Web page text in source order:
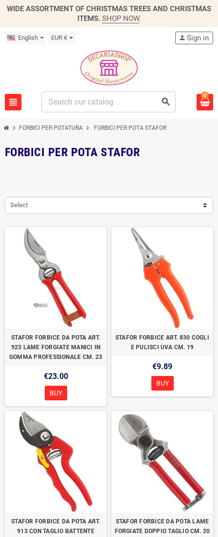
WIDE ASSORTMENT OF CHRISTMAS TREES AND CHRISTMAS
ITEMS. SHOP NOW.
English EUR €
view_headline search
person Sign in
0
chevron_right FORBICI PER POTATURA chevron_right FORBICI PER POTA STAFOR
FORBICI PER POTA STAFOR
Select
STAFOR FORBICE DA POTA ART.
923 LAME FORGIATE MANICI IN
GOMMA PROFESSIONALE CM. 23
€23.00
BUY
STAFOR FORBICE ART. 830 COGLI
E PULISCI UVA CM. 19
€9.89
BUY
STAFOR FORBICE DA POTA ART.
913 CON TAGLIO BATTENTE
STAFOR FORBICE DA POTA LAME
FORGIATE DOPPIO TAGLIO CM. 20